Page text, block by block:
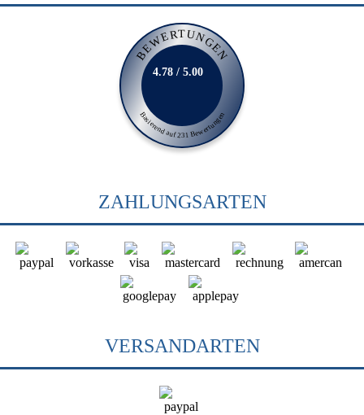
BEWERTUNGEN
Basierend auf 231 Bewertungen
4.78 / 5.00
ZAHLUNGSARTEN
VERSANDARTEN